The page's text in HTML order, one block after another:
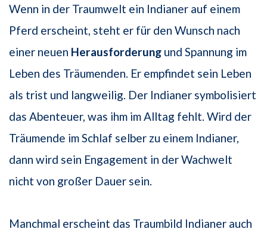
Wenn in der Traumwelt ein Indianer auf einem
Pferd erscheint, steht er für den Wunsch nach
einer neuen Herausforderung und Spannung im
Leben des Träumenden. Er empfindet sein Leben
als trist und langweilig. Der Indianer symbolisiert
das Abenteuer, was ihm im Alltag fehlt. Wird der
Träumende im Schlaf selber zu einem Indianer,
dann wird sein Engagement in der Wachwelt
nicht von großer Dauer sein.
Manchmal erscheint das Traumbild Indianer auch